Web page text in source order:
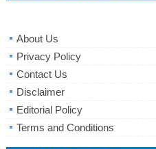
About Us
Privacy Policy
Contact Us
Disclaimer
Editorial Policy
Terms and Conditions